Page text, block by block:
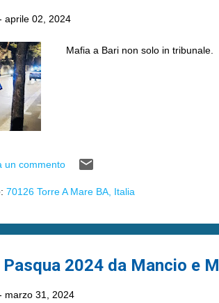
aprile 02, 2024
Mafia a Bari non solo in tribunale.
un commento
70126 Torre A Mare BA, Italia
Pasqua 2024 da Mancio e
marzo 31, 2024